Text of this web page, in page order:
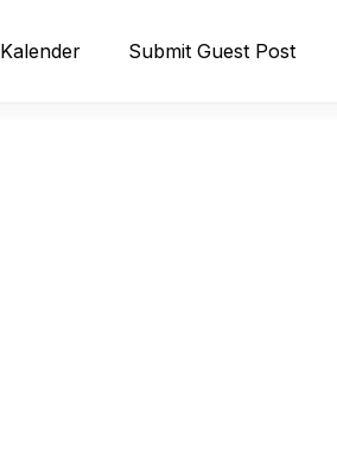
Kalender Submit Guest Post